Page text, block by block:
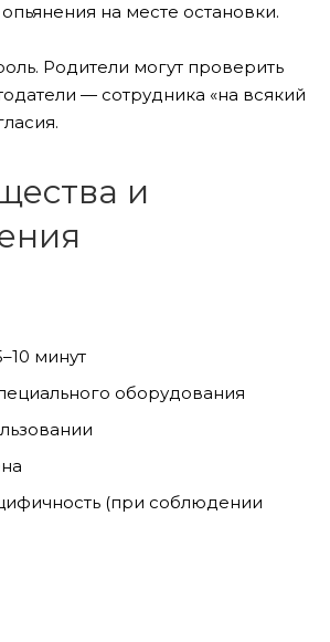
на месте остановки.
Родители могут проверить
— сотрудника «на всякий
и
минут
оборудования
(при соблюдении